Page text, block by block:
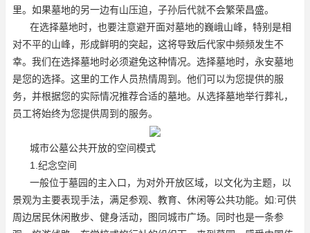
里。如果墓地的另一边有山压迫，子孙后代就不会繁荣昌盛。
在选择墓地时，也要注意避开面对墓地的巍峨山峰，特别是相
对不平的山峰，形成鲜明的突起，这将导致后代家中频频发生不
幸。我们在选择墓地时必须避免这种情况。选择墓地时，永安墓地
是您的选择。这里的工作人员热情周到。他们可以为您提供的服
务，并根据您的实际情况推荐合适的墓地。从选择墓地举行葬礼，
员工将始终为您提供周到的服务。
城市公墓公共开放的空间模式
1.纪念空间
一般位于墓园的主入口，为对外开放区域，以文化为主题，以
景观为主要表现手法，满足参观、教育、休闲等公共功能。如:可供
周边居民休闲散步、健身活动，图同城市广场。同时也是一条参